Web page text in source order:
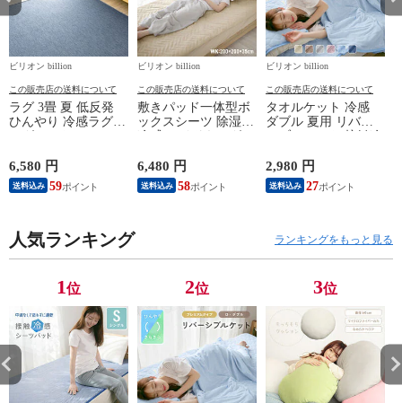
ビリオン billion
この販売店の送料について
ラグ 3畳 夏 低反発
ひんやり 冷感ラグ
冷感 冷たい 抗菌防
臭 190×240cm 小さめ
【ネイビー】
6,580 円
送料込み 59
ビリオン billion
この販売店の送料について
敷きパッド一体型ボ
ックスシーツ 除湿
ッド 一体型 接触冷
感 強冷感 春 夏 【ナ
チュラルベージュ】
6,480 円
送料込み 58
ビリオン billion
この販売店の送料について
タオルケット 冷感
ダブル 夏用 リバー
max0.43 【アイスブ
ルー】
2,980 円
送料込み 27
人気ランキング ランキングをもっと見る
1位 2位 3位